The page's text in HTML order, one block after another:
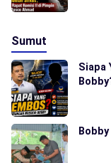
Sumut
Siapa